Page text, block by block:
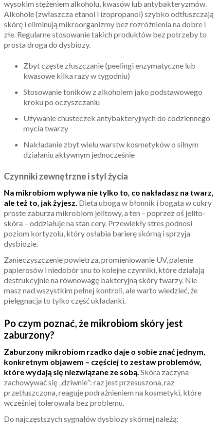
wysokim stężeniem alkoholu, kwasów lub antybakteryzmów.
Alkohole (zwłaszcza etanol i izopropanol) szybko odtłuszczają
skórę i eliminują mikroorganizmy bez rozróżnienia na dobre i
złe. Regularne stosowanie takich produktów bez potrzeby to
prosta droga do dysbiozy.
Zbyt częste złuszczanie (peelingi enzymatyczne lub
kwasowe kilka razy w tygodniu)
Stosowanie toników z alkoholem jako podstawowego
kroku po oczyszczaniu
Używanie chusteczek antybakteryjnych do codziennego
mycia twarzy
Nakładanie zbyt wielu warstw kosmetyków o silnym
działaniu aktywnym jednocześnie
Czynniki zewnętrzne i styl życia
Na mikrobiom wpływa nie tylko to, co nakładasz na twarz,
ale też to, jak żyjesz. Dieta uboga w błonnik i bogata w cukry
proste zaburza mikrobiom jelitowy, a ten – poprzez oś jelito-
skóra – oddziałuje na stan cery. Przewlekły stres podnosi
poziom kortyzolu, który osłabia barierę skórną i sprzyja
dysbiozie.
Zanieczyszczenie powietrza, promieniowanie UV, palenie
papierosów i niedobór snu to kolejne czynniki, które działają
destrukcyjnie na równowagę bakteryjną skóry twarzy. Nie
masz nad wszystkim pełnej kontroli, ale warto wiedzieć, że
pielęgnacja to tylko część układanki.
Po czym poznać, że mikrobiom skóry jest
zaburzony?
Zaburzony mikrobiom rzadko daje o sobie znać jednym,
konkretnym objawem – częściej to zestaw problemów,
które wydają się niezwiązane ze sobą. Skóra zaczyna
zachowywać się „dziwnie”: raz jest przesuszona, raz
przetłuszczona, reaguje podrażnieniem na kosmetyki, które
wcześniej tolerowała bez problemu.
Do najczęstszych sygnałów dysbiozy skórnej należą: